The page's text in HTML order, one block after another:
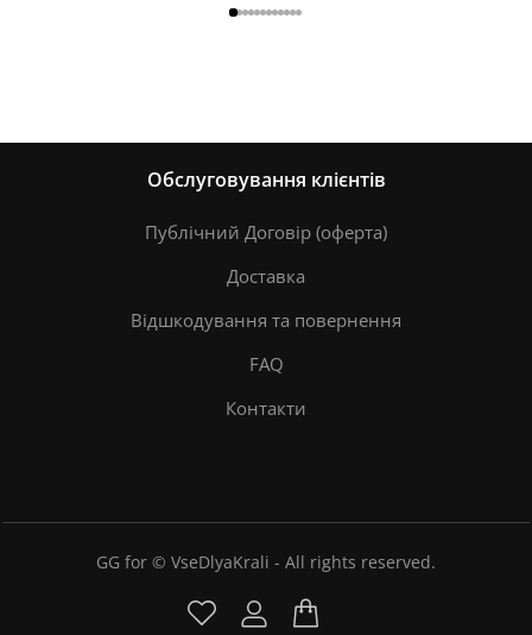
Обслуговування клієнтів
Публічний Договір (оферта)
Доставка
Відшкодування та повернення
FAQ
Контакти
GG for © VseDlyaKrali - All rights reserved.